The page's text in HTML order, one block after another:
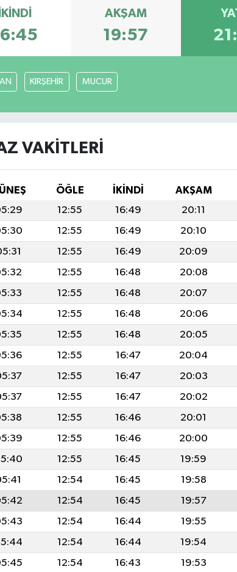
İKINDI AKŞAM
19:57
KIRŞEHİR MUCUR
VAKITLERI
ÖĞLE İKINDI AKŞAM
12:55 16:49 20:11
12:55 16:49 20:10
12:55 16:49 20:09
12:55 16:48 20:08
12:55 16:48 20:07
12:55 16:48 20:06
12:55 16:48 20:05
12:55 16:47 20:04
12:55 16:47 20:03
12:55 16:47 20:02
12:55 16:46 20:01
12:55 16:46 20:00
12:55 16:45 19:59
12:54 16:45 19:58
12:54 16:45 19:57
12:54 16:44 19:55
12:54 16:44 19:54
12:54 16:43 19:53